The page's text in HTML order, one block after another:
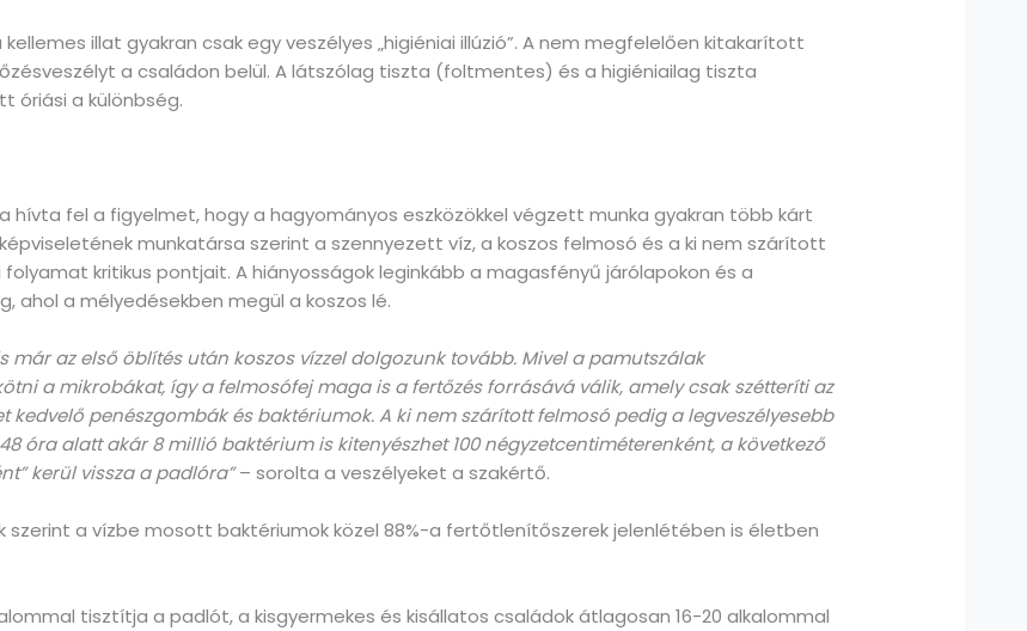
illat gyakran csak egy veszélyes „higiéniai illúzió”. A nem megfelelően kitakarított
a családon belül. A látszólag tiszta (foltmentes) és a higiéniailag tiszta
óriási a különbség.
hívta fel a figyelmet, hogy a hagyományos eszközökkel végzett munka gyakran több kárt
munkatársa szerint a szennyezett víz, a koszos felmosó és a ki nem szárított
kritikus pontjait. A hiányosságok leginkább a magasfényű járólapokon és a
ahol a mélyedésekben megül a koszos lé.
az első öblítés után koszos vízzel dolgozunk tovább. Mivel a pamutszálak
a mikrobákat, így a felmosófej maga is a fertőzés forrásává válik, amely csak szétteríti az
kedvelő penészgombák és baktériumok. A ki nem szárított felmosó pedig a legveszélyesebb
óra alatt akár 8 millió baktérium is kitenyészhet 100 négyzetcentiméterenként, a következő
kerül vissza a padlóra”– sorolta a veszélyeket a szakértő.
szerint a vízbe mosott baktériumok közel 88%-a fertőtlenítőszerek jelenlétében is életben
tisztítja a padlót, a kisgyermekes és kisállatos családok átlagosan 16-20 alkalommal